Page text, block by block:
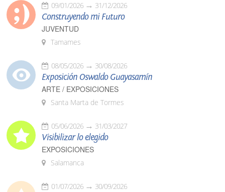
09/01/2026 31/12/2026
Construyendo mi Futuro
JUVENTUD
Tamames
08/05/2026 30/08/2026
Exposición Oswaldo Guayasamín
ARTE / EXPOSICIONES
Santa Marta de Tormes
05/06/2026 31/03/2027
Visibilizar lo elegido
EXPOSICIONES
Salamanca
01/07/2026 30/09/2026